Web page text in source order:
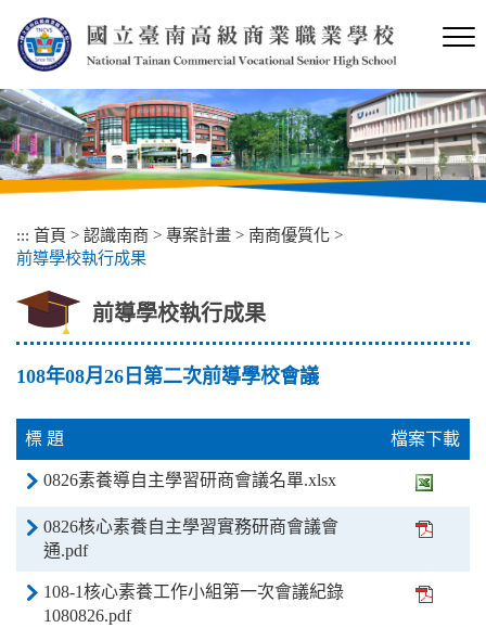
內
容
區
塊
::: 首頁 > 認識南商 > 專案計畫 > 南商優質化 >
前導學校執行成果
前導學校執行成果
108年08月26日第二次前導學校會議
標 題 檔案下載
0826素養導自主學習研商會議名單.xlsx
0826核心素養自主學習實務研商會議會
通.pdf
108-1核心素養工作小組第一次會議紀錄
1080826.pdf